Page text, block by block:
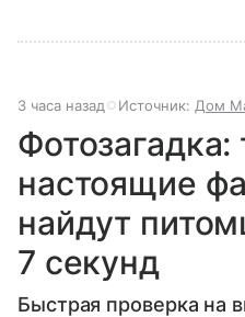
3 часа назад Источник: Дом
Фотозагадка:
настоящие
найдут
7 секунд
Быстрая проверка на